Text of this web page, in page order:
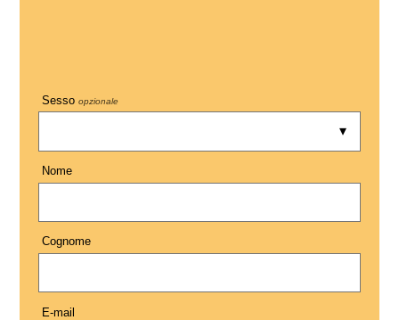
Sesso opzionale
Nome
Cognome
E-mail